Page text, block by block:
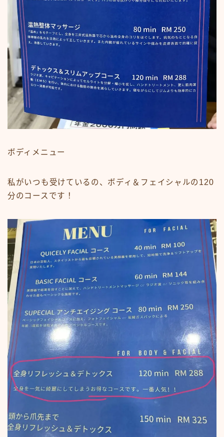
ボディメニュー
私がいつも受けているの、ボディ＆フェイシャルの120
分のコースです！